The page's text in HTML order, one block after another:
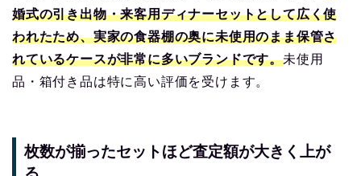
婚式の引き出物・来客用ディナーセットとして広く使
われたため、実家の食器棚の奥に未使用のまま保管さ
れているケースが非常に多いブランドです。未使用
品・箱付き品は特に高い評価を受けます。
枚数が揃ったセットほど査定額が大きく上が